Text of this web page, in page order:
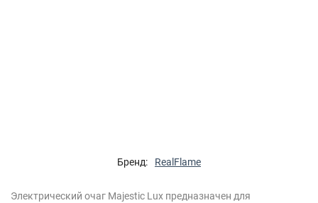
Бренд: RealFlame
Электрический очаг Majestic Lux предназначен для